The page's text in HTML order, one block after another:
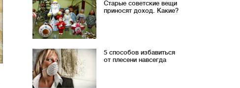
Старые советские вещи
приносят доход. Какие?
5 способов избавиться
от плесени навсегда